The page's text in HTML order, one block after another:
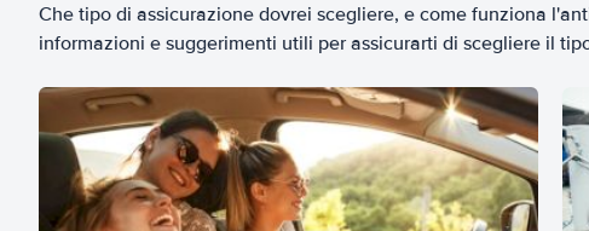
Che tipo di assicurazione dovrei scegliere, e come funziona
informazioni e suggerimenti utili per assicurarti di scegliere il